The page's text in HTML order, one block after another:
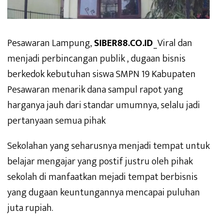
Pesawaran Lampung,SIBER88.CO.ID _Viral dan
menjadi perbincangan publik , dugaan bisnis
berkedok kebutuhan siswa SMPN 19 Kabupaten
Pesawaran menarik dana sampul rapot yang
harganya jauh dari standar umumnya, selalu jadi
pertanyaan semua pihak
Sekolahan yang seharusnya menjadi tempat untuk
belajar mengajar yang postif justru oleh pihak
sekolah di manfaatkan mejadi tempat berbisnis
yang dugaan keuntungannya mencapai puluhan
juta rupiah.